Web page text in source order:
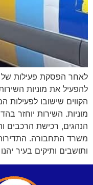
לאחר הפסקת פעילות
להפעיל את מוניות
מוניות. השירות יוחזר
הנהגים, רכישת הרכבים
משרד התחבורה.
ותושבים ותיקים בעיר